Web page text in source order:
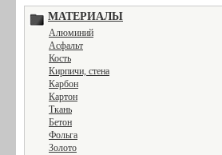
МАТЕРИАЛЫ
Алюминий
Асфальт
Кость
Кирпичи, стена
Карбон
Картон
Ткань
Бетон
Фольга
Золото